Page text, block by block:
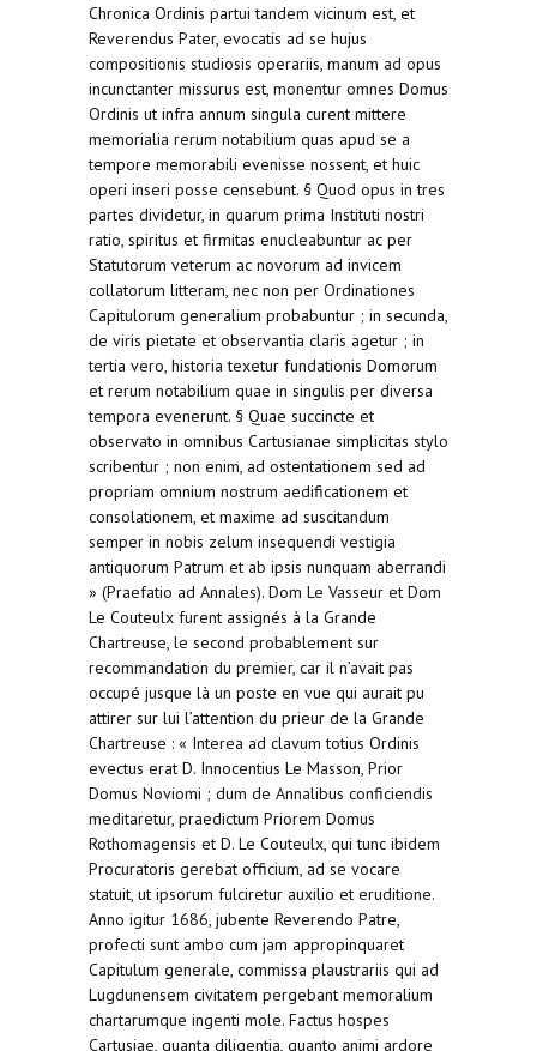
Chronica Ordinis partui tandem vicinum est, et
Reverendus Pater, evocatis ad se hujus
compositionis studiosis operariis, manum ad opus
incunctanter missurus est, monentur omnes Domus
Ordinis ut infra annum singula curent mittere
memorialia rerum notabilium quas apud se a
tempore memorabili evenisse nossent, et huic
operi inseri posse censebunt. § Quod opus in tres
partes dividetur, in quarum prima Instituti nostri
ratio, spiritus et firmitas enucleabuntur ac per
Statutorum veterum ac novorum ad invicem
collatorum litteram, nec non per Ordinationes
Capitulorum generalium probabuntur ; in secunda,
de viris pietate et observantia claris agetur ; in
tertia vero, historia texetur fundationis Domorum
et rerum notabilium quae in singulis per diversa
tempora evenerunt. § Quae succincte et
observato in omnibus Cartusianae simplicitas stylo
scribentur ; non enim, ad ostentationem sed ad
propriam omnium nostrum aedificationem et
consolationem, et maxime ad suscitandum
semper in nobis zelum insequendi vestigia
antiquorum Patrum et ab ipsis nunquam aberrandi
» (Praefatio ad Annales). Dom Le Vasseur et Dom
Le Couteulx furent assignés à la Grande
Chartreuse, le second probablement sur
recommandation du premier, car il n’avait pas
occupé jusque là un poste en vue qui aurait pu
attirer sur lui l’attention du prieur de la Grande
Chartreuse : « Interea ad clavum totius Ordinis
evectus erat D. Innocentius Le Masson, Prior
Domus Noviomi ; dum de Annalibus conficiendis
meditaretur, praedictum Priorem Domus
Rothomagensis et D. Le Couteulx, qui tunc ibidem
Procuratoris gerebat officium, ad se vocare
statuit, ut ipsorum fulciretur auxilio et eruditione.
Anno igitur 1686, jubente Reverendo Patre,
profecti sunt ambo cum jam appropinquaret
Capitulum generale, commissa plaustrariis qui ad
Lugdunensem civitatem pergebant memoralium
chartarumque ingenti mole. Factus hospes
Cartusiae, quanta diligentia, quanto animi ardore